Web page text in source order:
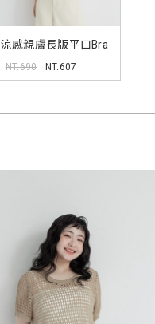
涼感親膚長版平口Bra
背心 Pobra
NT.690 NT.607